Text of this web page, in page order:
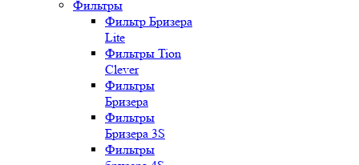
Фильтры
Фильтр Бризера
Lite
Фильтры Tion
Clever
Фильтры
Бризера
Фильтры
Бризера 3S
Фильтры